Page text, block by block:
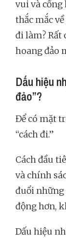
vui và cống
thắc mắc
đi làm? Rất
hoang đảo
Dấu hiệu
đảo”?
Để có mặt
“cách đi.”
Cách đầu
và chính
đuổi những
động hơn,
Dấu hiệu